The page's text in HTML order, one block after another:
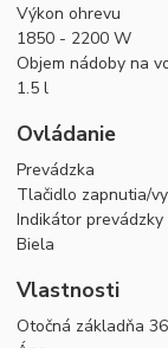
Výkon ohrevu
1850 - 2200 W
Objem nádoby na
1.5 l
Ovládanie
Prevádzka
Tlačidlo zapnutia/
Indikátor prevádzky
Biela
Vlastnosti
Otočná základňa